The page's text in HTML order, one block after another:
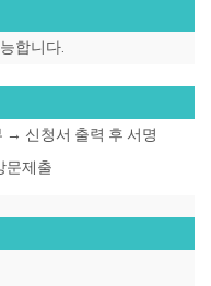
합니다.
→ 신청서 출력 후 서명
문제출